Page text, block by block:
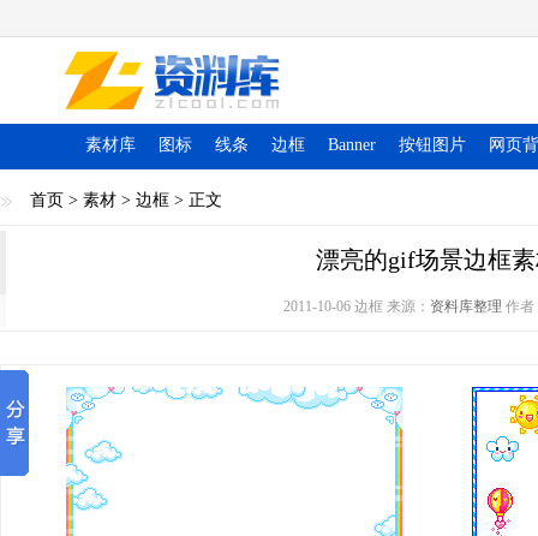
素材库 图标 线条 边框 Banner 按钮图片 网页
首页 > 素材 > 边框 > 正文
漂亮的gif场景边框
2011-10-06 边框 来源： 资料库整理 作